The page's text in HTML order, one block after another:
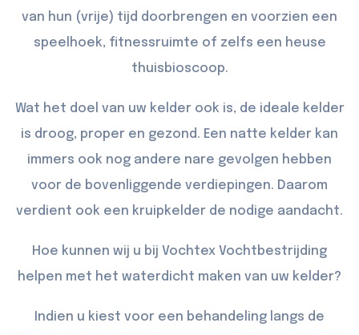
van hun (vrije) tijd doorbrengen en voorzien een
speelhoek, fitnessruimte of zelfs een heuse
thuisbioscoop.
Wat het doel van uw kelder ook is, de ideale kelder
is droog, proper en gezond. Een natte kelder kan
immers ook nog andere nare gevolgen hebben
voor de bovenliggende verdiepingen. Daarom
verdient ook een kruipkelder de nodige aandacht.
Hoe kunnen wij u bij Vochtex Vochtbestrijding
helpen met het waterdicht maken van uw kelder?
Indien u kiest voor een behandeling langs de